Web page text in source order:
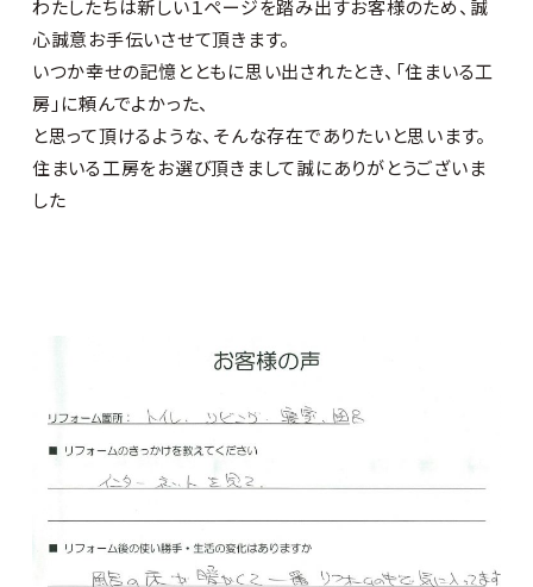
わたしたちは新しい１ページを踏み出すお客様のため、誠
心誠意お手伝いさせて頂きます。
いつか幸せの記憶とともに思い出されたとき、「住まいる工
房」に頼んでよかった、
と思って頂けるような、そんな存在でありたいと思います。
住まいる工房をお選び頂きまして誠にありがとうございま
した